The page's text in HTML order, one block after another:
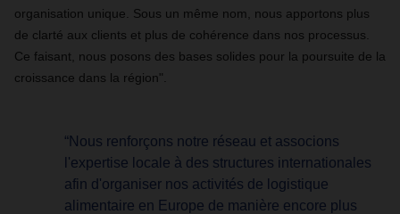
organisation unique. Sous un même nom, nous apportons plus
de clarté aux clients et plus de cohérence dans nos processus.
Ce faisant, nous posons des bases solides pour la poursuite de la
croissance dans la région".
“Nous renforçons notre réseau et associons
l'expertise locale à des structures internationales
afin d'organiser nos activités de logistique
alimentaire en Europe de manière encore plus